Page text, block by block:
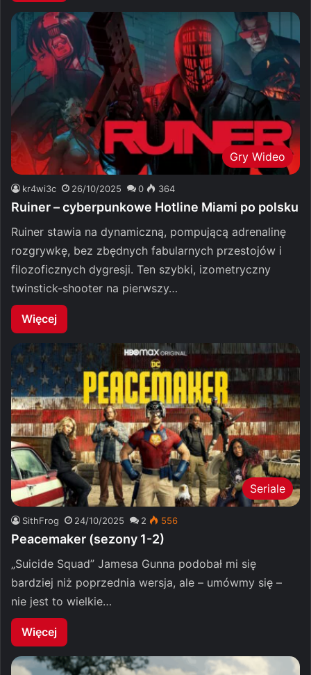
Gry Wideo
kr4wi3c 26/10/2025 0 364
Ruiner – cyberpunkowe Hotline Miami po polsku
Ruiner stawia na dynamiczną, pompującą adrenalinę
rozgrywkę, bez zbędnych fabularnych przestojów i
filozoficznych dygresji. Ten szybki, izometryczny
twinstick-shooter na pierwszy…
Więcej
Seriale
SithFrog 24/10/2025 2 556
Peacemaker (sezony 1-2)
„Suicide Squad” Jamesa Gunna podobał mi się
bardziej niż poprzednia wersja, ale – umówmy się –
nie jest to wielkie…
Więcej